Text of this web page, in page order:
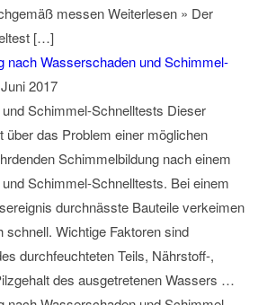
messen Weiterlesen » Der
[…]
nach Wasserschaden und Schimmel-
2017
Schimmel-Schnelltests Dieser
über das Problem einer möglichen
Schimmelbildung nach einem
Schimmel-Schnelltests. Bei einem
durchnässte Bauteile verkeimen
schnell. Wichtige Faktoren sind
durchfeuchteten Teils, Nährstoff-,
des ausgetretenen Wassers …